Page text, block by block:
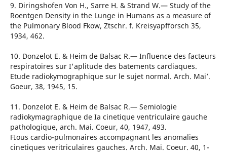
9. Diringshofen Von H., Sarre H. & Strand W.— Study of the
Roentgen Density in the Lunge in Humans as a measure of
the Pulmonary Blood Fkow, Ztschr. f. Kreisyapfforsch 35,
1934, 462.
10. Donzelot E. & Heim de Balsac R.— Influence des facteurs
respiratoires sur I'aplitude des batements cardiaques.
Etude radiokymographique sur le sujet normal. Arch. Mai’.
Goeur, 38, 1945, 15.
11. Donzelot E. & Heim de Balsac R.— Semiologie
radiokymagraphique de Ia cinetique ventriculaire gauche
pathologique, arch. Mai. Coeur, 40, 1947, 493.
FIous cardio-pulmonaires accompagnant les anomalies
cinetiques veritriculaires gauches. Arch. Mai. Coeur. 40, 1-